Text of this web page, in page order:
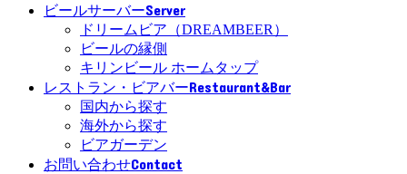
ビールサーバーServer
ドリームビア（DREAMBEER）
ビールの縁側
キリンビール ホームタップ
レストラン・ビアバーRestaurant&Bar
国内から探す
海外から探す
ビアガーデン
お問い合わせContact